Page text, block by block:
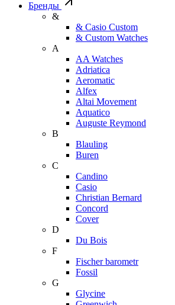
Бренды
&
& Casio Custom
& Custom Watches
A
AA Watches
Adriatica
Aeromatic
Alfex
Altai Movement
Aquatico
Auguste Reymond
B
Blauling
Buren
C
Candino
Casio
Christian Bernard
Concord
Cover
D
Du Bois
F
Fischer barometr
Fossil
G
Glycine